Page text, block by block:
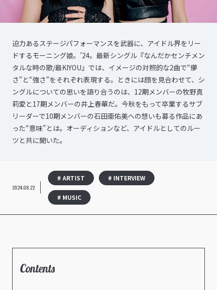
迫力あるステージパフォーマンスを武器に、アイドル界をリー
ドするモーニング娘。’24。最新シングル『なんだかセンチメン
タルな時の歌/最KIYOU』では、イメージの対照的な2曲で“儚
さ”と“強さ”をそれぞれ表現する。ときには顔を見合わせて、シ
ングルについての思いを語り合うのは、12期メンバーの牧野真
莉愛と17期メンバーの井上春華だ。今秋をもって卒業するサブ
リーダーで10期メンバーの石田亜佑美への想いも募る作品にあ
った“意味”とは。オーディションなど、アイドルとしてのルー
ツと共に聞いた。
2024.08.22
# ARTIST # INTERVIEW
# MUSIC
Contents